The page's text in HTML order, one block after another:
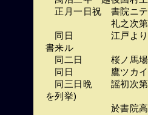
正月一日祝 書院ニ
礼之次第 (以下
同日 江戸より飛
書来ル
同二日 桜ノ馬場ニ
同日 鷹ツカイ
同三日晩 謡初次第
を列挙)
於書院高砂謡初